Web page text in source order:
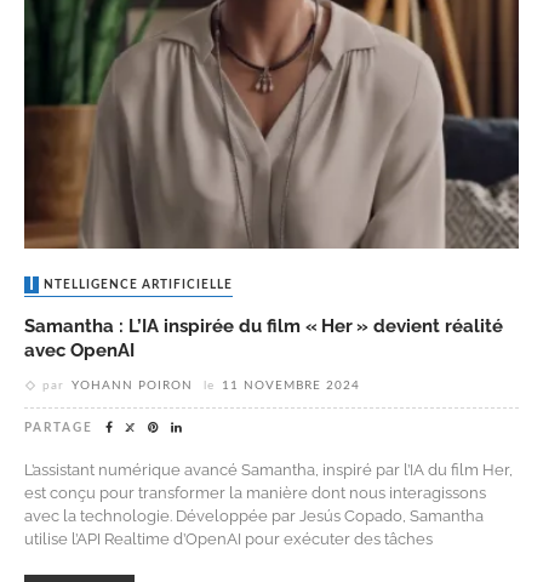
INTELLIGENCE ARTIFICIELLE
Samantha : L’IA inspirée du film « Her » devient réalité
avec OpenAI
par YOHANN POIRON le 11 NOVEMBRE 2024
PARTAGE
L’assistant numérique avancé Samantha, inspiré par l’IA du film Her,
est conçu pour transformer la manière dont nous interagissons
avec la technologie. Développée par Jesús Copado, Samantha
utilise l’API Realtime d’OpenAI pour exécuter des tâches